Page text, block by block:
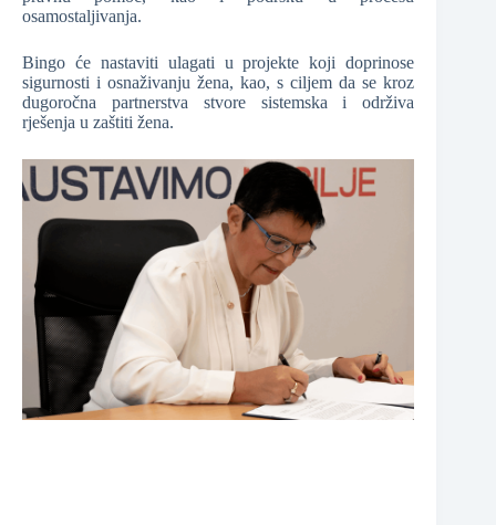
osamostaljivanja.
Bingo će nastaviti ulagati u projekte koji doprinose
sigurnosti i osnaživanju žena, kao, s ciljem da se kroz
dugoročna partnerstva stvore sistemska i održiva
rješenja u zaštiti žena.